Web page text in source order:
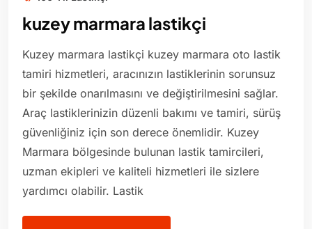
kuzey marmara lastikçi
Kuzey marmara lastikçi kuzey marmara oto lastik
tamiri hizmetleri, aracınızın lastiklerinin sorunsuz
bir şekilde onarılmasını ve değiştirilmesini sağlar.
Araç lastiklerinizin düzenli bakımı ve tamiri, sürüş
güvenliğiniz için son derece önemlidir. Kuzey
Marmara bölgesinde bulunan lastik tamircileri,
uzman ekipleri ve kaliteli hizmetleri ile sizlere
yardımcı olabilir. Lastik